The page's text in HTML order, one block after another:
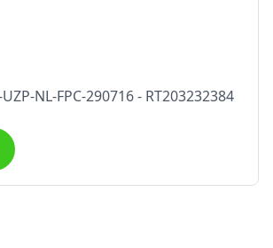
NL-FPC-290716 - RT203232384